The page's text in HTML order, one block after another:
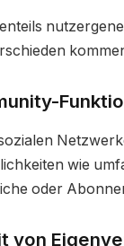
wie
oder
von